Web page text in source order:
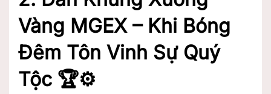
Vàng MGEX – Khi Bóng
Đêm Tôn Vinh Sự Quý
Tộc 🏆⚙️